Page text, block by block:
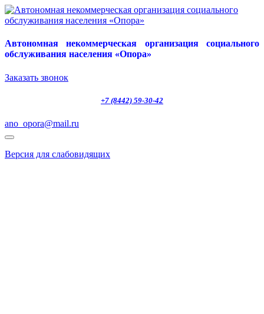
Автономная некоммерческая организация социального
обслуживания населения «Опора»
Заказать звонок
+7 (8442) 59-30-42
ano_opora@mail.ru
Версия для слабовидящих